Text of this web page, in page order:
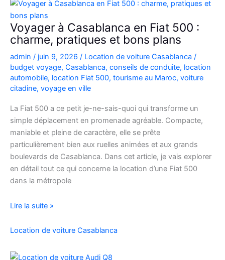
Picanto
à
Casablanca
vos
déplacements
Voyager à Casablanca en Fiat 500 :
charme, pratiques et bons plans
admin / juin 9, 2026 / Location de voiture Casablanca /
budget voyage, Casablanca, conseils de conduite, location
automobile, location Fiat 500, tourisme au Maroc, voiture
citadine, voyage en ville
La Fiat 500 a ce petit je-ne-sais-quoi qui transforme un
simple déplacement en promenade agréable. Compacte,
maniable et pleine de caractère, elle se prête
particulièrement bien aux ruelles animées et aux grands
boulevards de Casablanca. Dans cet article, je vais explorer
en détail tout ce qui concerne la location d’une Fiat 500
dans la métropole
Voyager
Casablanca
Fiat
Lire la suite »
Location de voiture Casablanca